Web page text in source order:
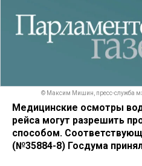
© Максим Мишин, пресс-служба
Медицинские осмотры
рейса могут разрешить
способом.
(№35884-8) Госдума